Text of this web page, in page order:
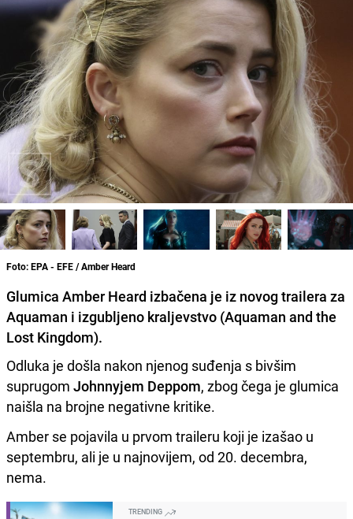
Foto: EPA - EFE / Amber Heard
Glumica Amber Heard izbačena je iz novog trailera za
Aquaman i izgubljeno kraljevstvo (Aquaman and the
Lost Kingdom).
Odluka je došla nakon njenog suđenja s bivšim
suprugom Johnnyjem Deppom, zbog čega je glumica
naišla na brojne negativne kritike.
Amber se pojavila u prvom traileru koji je izašao u
septembru, ali je u najnovijem, od 20. decembra,
nema.
TRENDING